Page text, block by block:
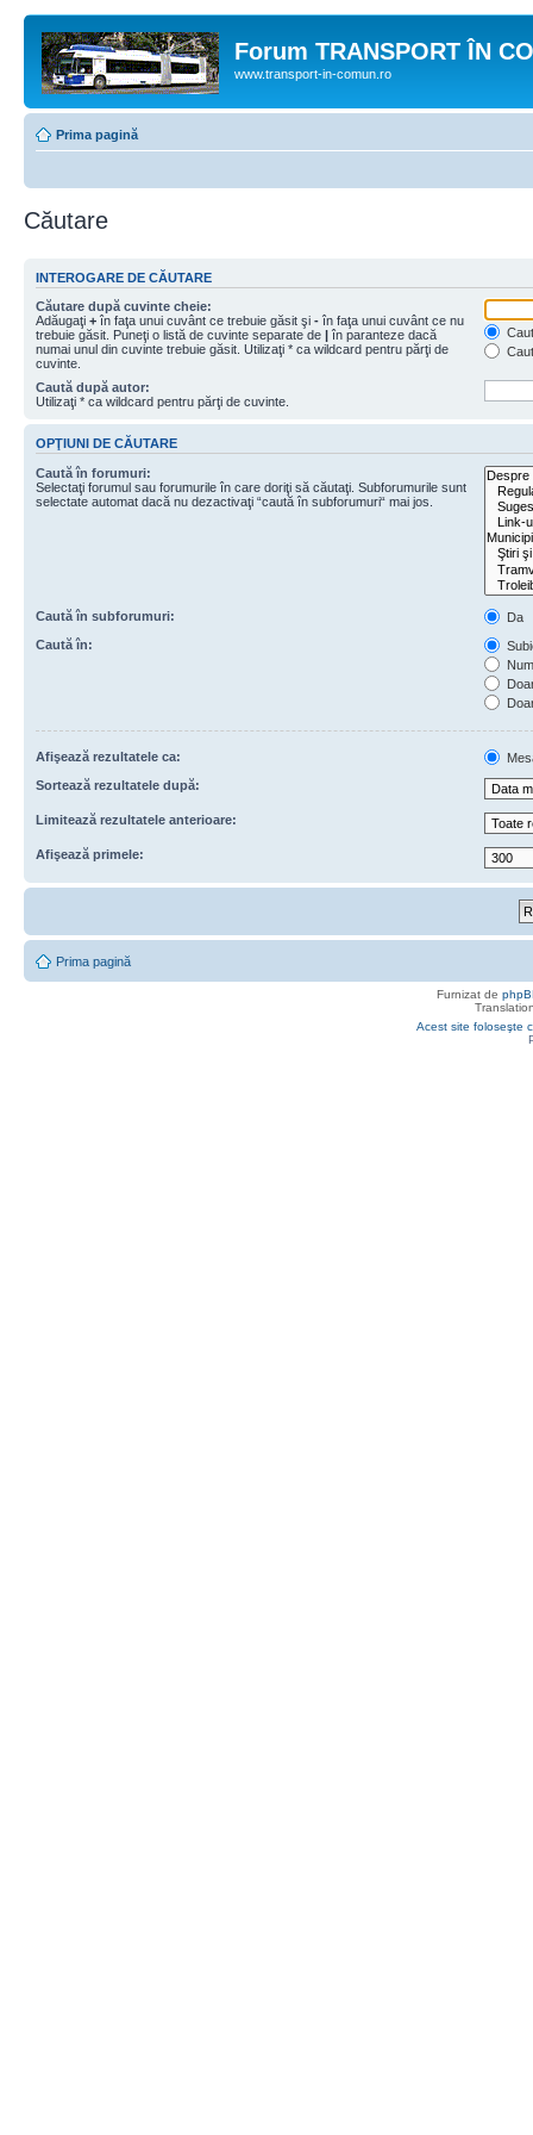
Forum TRANSPORT ÎN
www.transport-in-comun.ro
Prima pagină
Căutare
INTEROGARE DE CĂUTARE
Căutare după cuvinte cheie:
Adăugaţi + în faţa unui cuvânt ce trebuie găsit şi - în faţa unui cuvânt ce nu
trebuie găsit. Puneţi o listă de cuvinte separate de | în paranteze dacă
numai unul din cuvinte trebuie găsit. Utilizaţi * ca wildcard pentru părţi de
cuvinte.
Caută după autor:
Utilizaţi * ca wildcard pentru părţi de cuvinte.
OPŢIUNI DE CĂUTARE
Caută în forumuri:
Selectaţi forumul sau forumurile în care doriţi să căutaţi. Subforumurile sunt
selectate automat dacă nu dezactivaţi “caută în subforumuri“ mai jos.
Caută în subforumuri:
Da
Caută în:
Afişează rezultatele ca:
Sortează rezultatele după:
Limitează rezultatele anterioare:
Afişează primele:
Prima pagină
Furnizat de
Acest site foloseşte